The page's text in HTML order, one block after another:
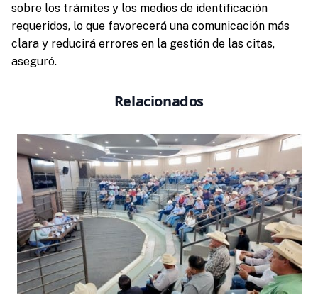
sobre los trámites y los medios de identificación
requeridos, lo que favorecerá una comunicación más
clara y reducirá errores en la gestión de las citas,
aseguró.
Relacionados